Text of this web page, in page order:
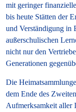
mit geringer
bis heute Stätten der
und Verständigung in
außerschulischen
nicht nur den
Generationen
Die
dem Ende des
Aufmerksamkeit aller